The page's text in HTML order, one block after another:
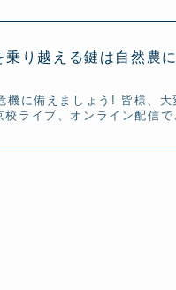
乗り越える鍵は自然
機に備えましょう! 皆様、
校ライブ、オンライン配信